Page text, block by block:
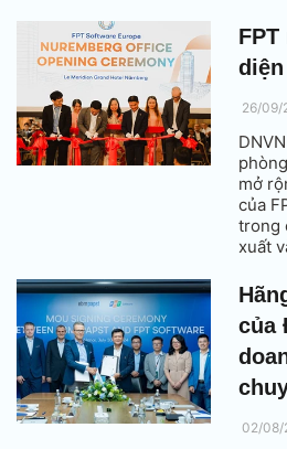
26/09/
mở
của
trong
xuất
của
02/08/